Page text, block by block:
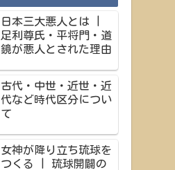
日本三大悪人とは |
足利尊氏・平将門・道
鏡が悪人とされた理由
古代・中世・近世・近
代など時代区分につい
て
女神が降り立ち琉球を
つくる | 琉球開闢の